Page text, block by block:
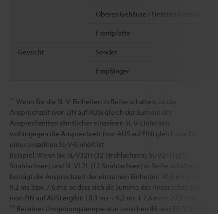
Oberes Gehäuse / Unteres Gehäuse
Frontplatte
Gewicht Sender
Empfänger
*1 Wenn Sie die SL-V-Einheiten in Reihe schalten, ist die
Ansprechzeit (von EIN auf AUS) gleich der Summe der
Ansprechzeiten sämtlicher einzelnen SL-V-Einheiten,
wohingegen die Ansprechzeit (von AUS auf EIN) gleich wie bei
einer einzelnen SL-V-Einheit ist.
Beispiel: Wenn Sie SL-V32H (32 Strahlachsen), SL-V24H (24
Strahlachsen) und SL-V12L (12 Strahlachsen) in Reihe schalten,
beträgt die Ansprechzeit der einzelnen Einheiten 10,3 ms bzw.
9,2 ms bzw. 7,6 ms, so dass sich als Summe der Ansprechzeiten
(von EIN auf AUS) ergibt: 10,3 ms + 9,2 ms + 7,6 ms = 27,1 ms.
*2 Bei einer Umgebungstemperatur zwischen 45 und 55 °C (113